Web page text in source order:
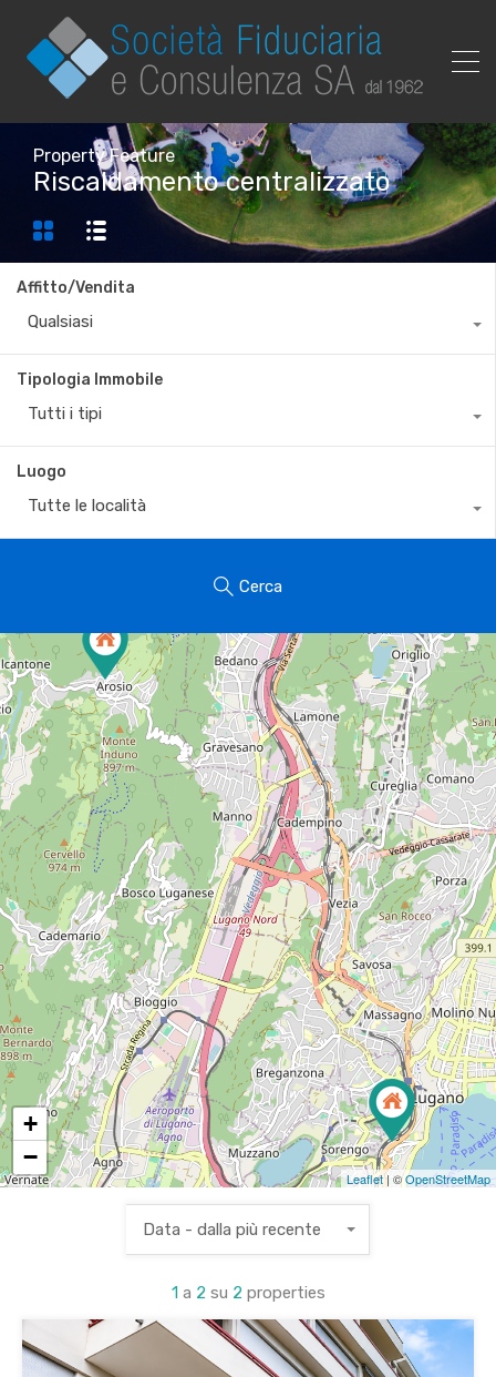
Property Feature
Riscaldamento centralizzato
Affitto/Vendita
Qualsiasi
Tipologia Immobile
Tutti i tipi
Luogo
Tutte le località
Cerca
+
−
Leaflet| ©OpenStreetMap
1 a 2 su 2 properties
Data - dalla più recente